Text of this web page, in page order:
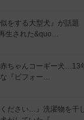
似をする大型犬』が話題
生された&quo…
ちゃんコーギー犬…13
『ビフォー…
ださい…』洗濯物を干